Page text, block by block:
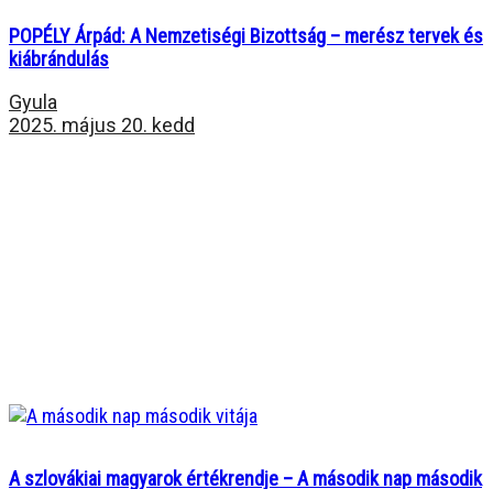
POPÉLY Árpád: A Nemzetiségi Bizottság – merész tervek és
kiábrándulás
Gyula
2025. május 20. kedd
A szlovákiai magyarok értékrendje – A második nap második